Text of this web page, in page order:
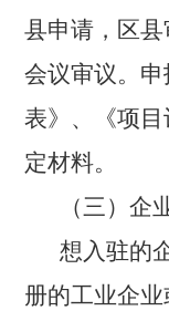
县申请，区
会议审议。
表》、《项
定材料。
（三）企
想入驻的
册的工业企